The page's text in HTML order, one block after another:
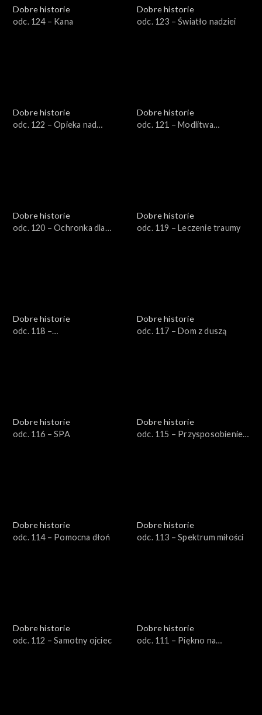
Dobre historie
odc. 124 – Kana
Dobre historie
odc. 123 – Światło nadziei
Dobre historie
odc. 122 – Opieka nad
Dobre historie
odc. 121 – Modlitwa
Dobre historie
odc. 120 – Ochronka dla
Dobre historie
odc. 119 – Leczenie traumy
Dobre historie
odc. 118 –
Dobre historie
odc. 117 – Dom z duszą
Dobre historie
odc. 116 – SPA
Dobre historie
odc. 115 – Przysposobienie
Dobre historie
odc. 114 – Pomocna dłoń
Dobre historie
odc. 113 – Spektrum miłości
Dobre historie
odc. 112 – Samotny ojciec
Dobre historie
odc. 111 – Piękno na